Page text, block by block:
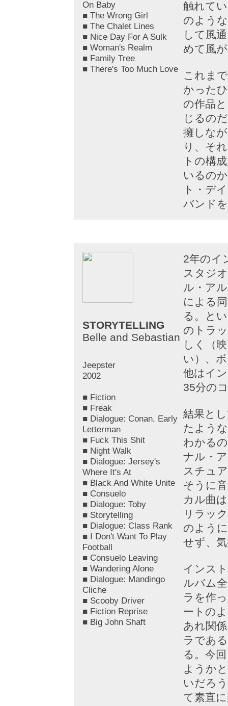
On Baby
■ The Wrong Girl
■ The Chalet Lines
■ Nice Day For A Sulk
■ Woman's Realm
■ Family Tree
■ There's Too Much Love
触れて
のよう
して風
めて風
これま
かった
の作品
じるの
擁しな
り、そ
トの構
いるの
ト・デ
バンド
STORYTELLING
Belle and Sebastian
Jeepster
2002
■ Fiction
■ Freak
■ Dialogue: Conan, Early
Letterman
■ Fuck This Shit
■ Night Walk
■ Dialogue: Jersey's
Where It's At
■ Black And White Unite
■ Consuelo
■ Dialogue: Toby
■ Storytelling
■ Dialogue: Class Rank
■ I Don't Want To Play
Football
■ Consuelo Leaving
■ Wandering Alone
■ Dialogue: Mandingo
Cliche
■ Scooby Driver
■ Fiction Reprise
■ Big John Shaft
2年のイ
スタジ
ル・ア
による
る。と
のトラ
しく（
い）、
他はイ
35分の
結果と
たよう
わかる
ナル・
スチュ
そうに
カル曲
リラッ
のよう
せず、
インス
ルバム
ラを作
ートの
あれ関
ラであ
る。今
ようか
いだろ
て素直